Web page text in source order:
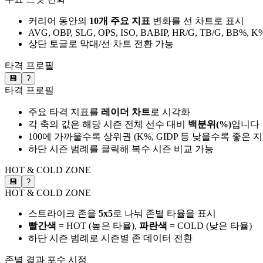
커리어 동안의 10개 주요 지표 변화를 선 차트로 표시
AVG, OBP, SLG, OPS, ISO, BABIP, HR/G, TB/G, BB%,
상단 토글로 막대/선 차트 전환 가능
타격 프로필
💾 ?
타격 프로필
주요 타격 지표를 레이더 차트로 시각화
각 축의 값은 해당 시즌 전체 선수 대비 백분위(%)입니다
100에 가까울수록 상위권 (K%, GIDP 등 낮을수록 좋은
하단 시즌 범례를 클릭해 복수 시즌 비교 가능
HOT & COLD ZONE
💾 ?
HOT & COLD ZONE
스트라이크 존을 5x5로 나눠 존별 타율을 표시
빨간색 = HOT (높은 타율), 파란색 = COLD (낮은 타율)
하단 시즌 범례로 시즌별 존 데이터 전환
존별 결과 포수 시점